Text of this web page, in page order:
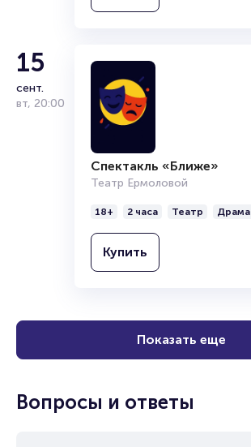
Купить
15
сент.
вт, 20:00
Спектакль «Ближе»
Театр Ермоловой
18+ 2 часа Театр Драма
Купить
Показать еще
Вопросы и ответы